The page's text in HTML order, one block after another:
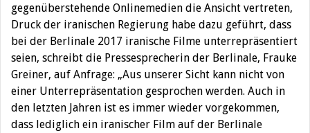
gegenüberstehende Onlinemedien die Ansicht vertreten,
Druck der iranischen Regierung habe dazu geführt, dass
bei der Berlinale 2017 iranische Filme unterrepräsentiert
seien, schreibt die Pressesprecherin der Berlinale, Frauke
Greiner, auf Anfrage: „Aus unserer Sicht kann nicht von
einer Unterrepräsentation gesprochen werden. Auch in
den letzten Jahren ist es immer wieder vorgekommen,
dass lediglich ein iranischer Film auf der Berlinale